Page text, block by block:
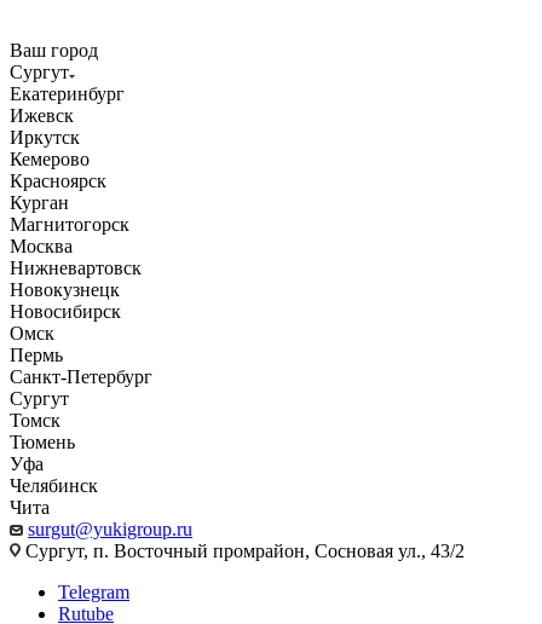
Ваш город
Сургут
Екатеринбург
Ижевск
Иркутск
Кемерово
Красноярск
Курган
Магнитогорск
Москва
Нижневартовск
Новокузнецк
Новосибирск
Омск
Пермь
Санкт-Петербург
Сургут
Томск
Тюмень
Уфа
Челябинск
Чита
surgut@yukigroup.ru
Сургут, п. Восточный промрайон, Сосновая ул., 43/2
Telegram
Rutube